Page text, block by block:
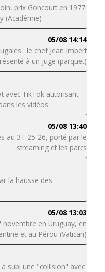
prix Goncourt en 1977
(Académie)
05/08 14:14
: le chef Jean Imbert
à un juge (parquet)
avec TikTok autorisant
les vidéos
05/08 13:40
au 3T 25-26, porté par le
streaming et les parcs
la hausse des
05/08 13:03
en Uruguay, en
et au Pérou (Vatican)
subi une "collision" avec